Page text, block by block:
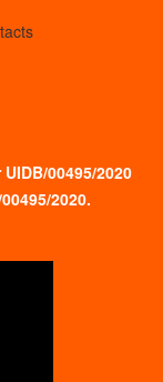
00495/2020
2020.